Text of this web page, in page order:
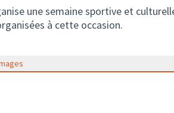
une semaine sportive et
à cette occasion.